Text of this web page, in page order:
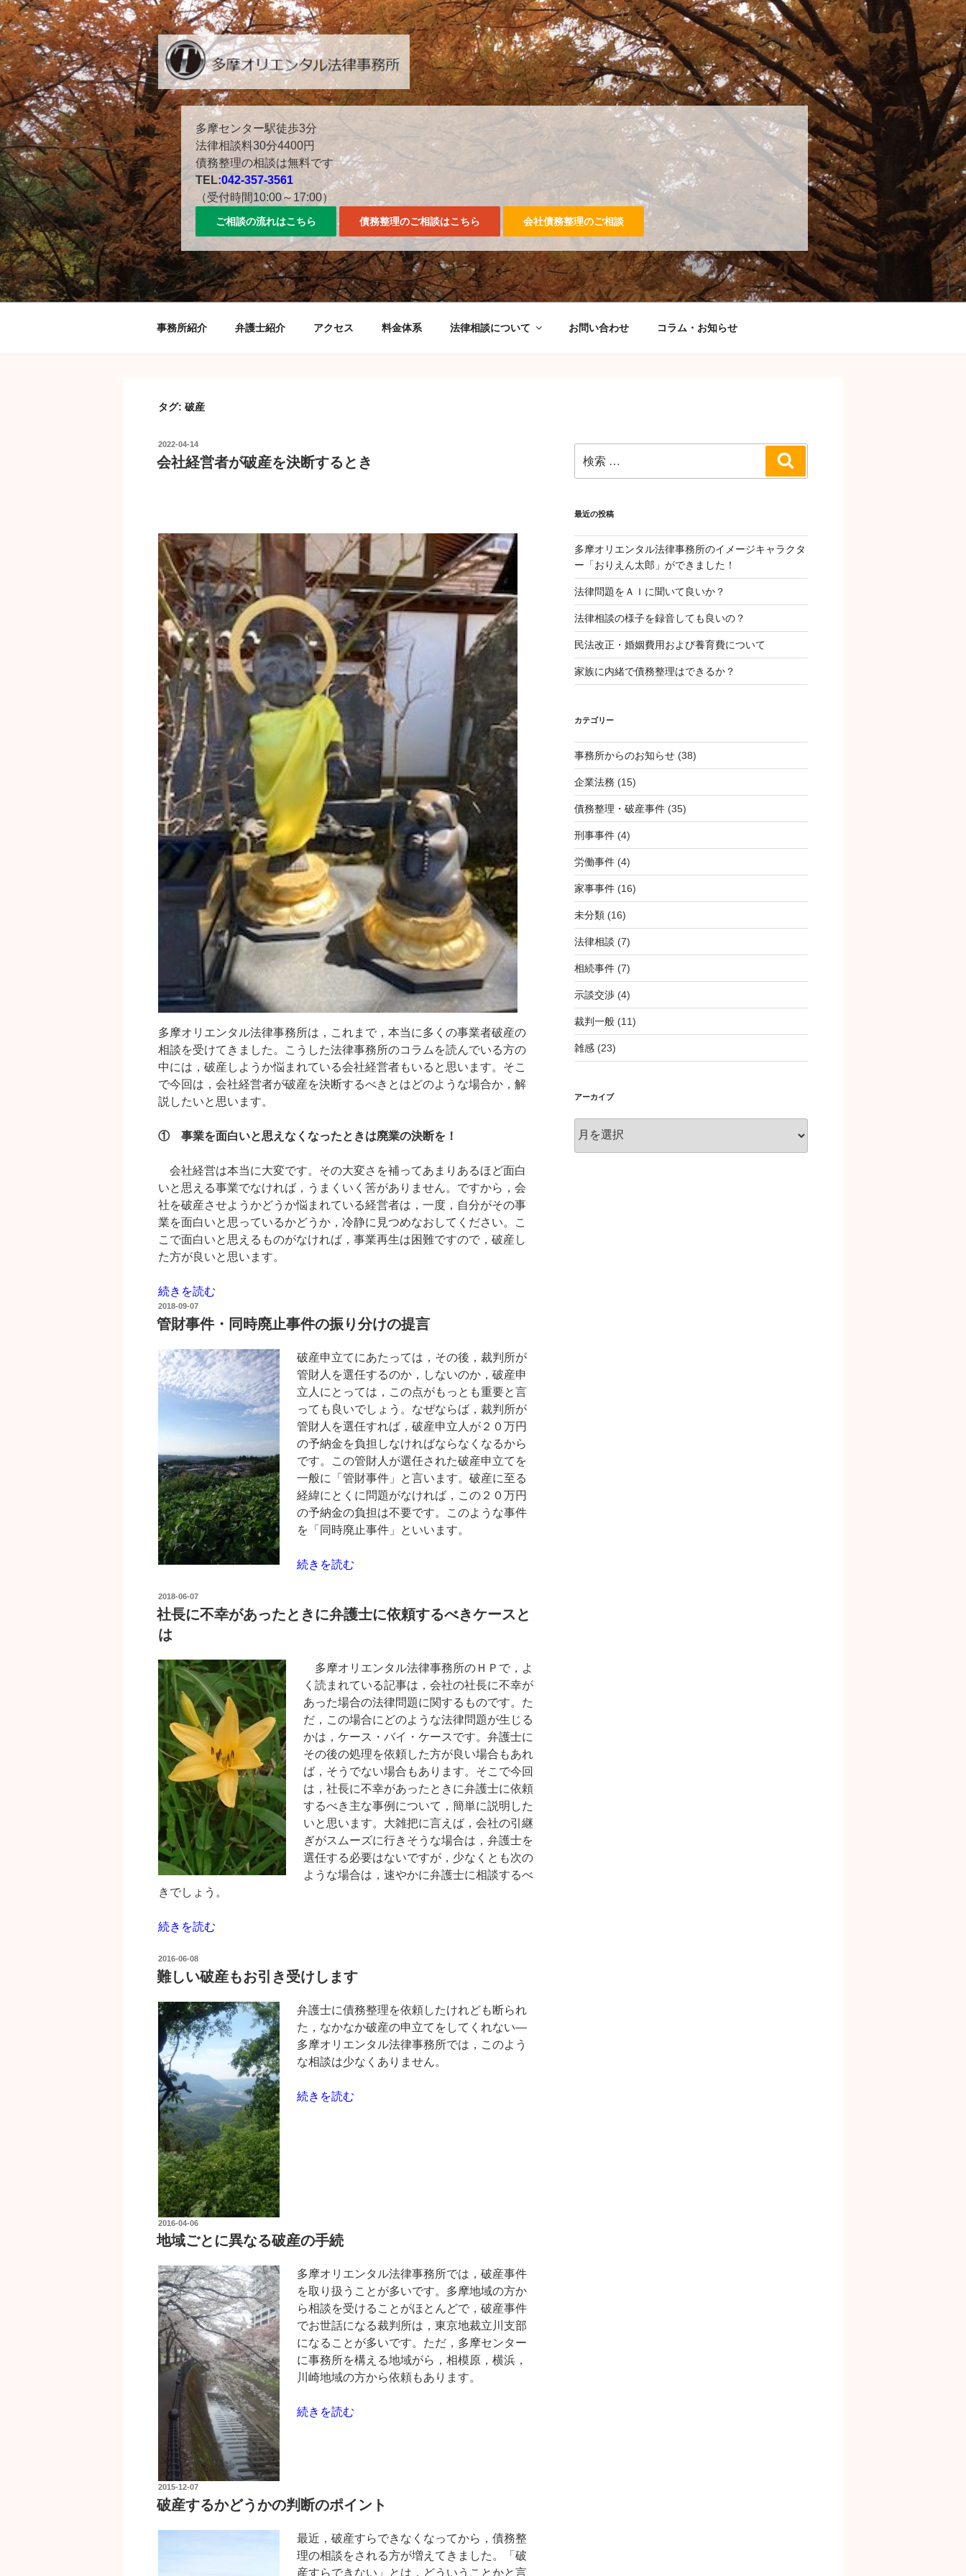
コ
ン
テ
ン
ツ
へ
ス
キ
ッ
プ
多摩センター駅徒歩３分。042-357-3561。
多摩センター駅徒歩3分
法律相談料30分4400円
債務整理の相談は無料です
TEL:042-357-3561
（受付時間10:00～17:00）
ご相談の流れはこちら 債務整理のご相談はこちら 会社債務整理のご相談
事務所紹介 弁護士紹介 アクセス 料金体系 法律相談について お問い合わせ コラム・お知らせ
タグ: 破産
投
稿
日:
2022-04-14
会社経営者が破産を決断するとき
多摩オリエンタル法律事務所は，これまで，本当に多くの事業者破産の
相談を受けてきました。こうした法律事務所のコラムを読んでいる方の
中には，破産しようか悩まれている会社経営者もいると思います。そこ
で今回は，会社経営者が破産を決断するべきとはどのような場合か，解
説したいと思います。
① 事業を面白いと思えなくなったときは廃業の決断を！
会社経営は本当に大変です。その大変さを補ってあまりあるほど面白
いと思える事業でなければ，うまくいく筈がありません。ですから，会
社を破産させようかどうか悩まれている経営者は，一度，自分がその事
業を面白いと思っているかどうか，冷静に見つめなおしてください。こ
こで面白いと思えるものがなければ，事業再生は困難ですので，破産し
た方が良いと思います。
“会
社
経
者
が
破
断
す
る
と
き”
の
続きを読む
投
稿
日:
2018-09-07
管財事件・同時廃止事件の振り分けの提言
破産申立てにあたっては，その後，裁判所が
管財人を選任するのか，しないのか，破産申
立人にとっては，この点がもっとも重要と言
っても良いでしょう。なぜならば，裁判所が
管財人を選任すれば，破産申立人が２０万円
の予納金を負担しなければならなくなるから
です。この管財人が選任された破産申立てを
一般に「管財事件」と言います。破産に至る
経緯にとくに問題がなければ，この２０万円
の予納金の負担は不要です。このような事件
を「同時廃止事件」といいます。
“管
件・
止
事
件
の
振
り
分
け
の
提
言”
の
続きを読む
投
稿
日:
2018-06-07
社長に不幸があったときに弁護士に依頼するべきケースと
は
多摩オリエンタル法律事務所のＨＰで，よ
く読まれている記事は，会社の社長に不幸が
あった場合の法律問題に関するものです。た
だ，この場合にどのような法律問題が生じる
かは，ケース・バイ・ケースです。弁護士に
その後の処理を依頼した方が良い場合もあれ
ば，そうでない場合もあります。そこで今回
は，社長に不幸があったときに弁護士に依頼
するべき主な事例について，簡単に説明した
いと思います。大雑把に言えば，会社の引継
ぎがスムーズに行きそうな場合は，弁護士を
選任する必要はないですが，少なくとも次の
ような場合は，速やかに弁護士に相談するべ
きでしょう。
“社
に
不
が
あ
っ
た
と
き
に
弁
護
士
に
依
頼
す
べ
き
ケ
ー
ス
と
は”
続きを読む
投
稿
日:
2016-06-08
難しい破産もお引き受けします
弁護士に債務整理を依頼したけれども断られ
た，なかなか破産の申立てをしてくれない―
多摩オリエンタル法律事務所では，このよう
な相談は少なくありません。
“難
き
受
け
し
ま
す”
の
続きを読む
投
稿
日:
2016-04-06
地域ごとに異なる破産の手続
多摩オリエンタル法律事務所では，破産事件
を取り扱うことが多いです。多摩地域の方か
ら相談を受けることがほとんどで，破産事件
でお世話になる裁判所は，東京地裁立川支部
になることが多いです。ただ，多摩センター
に事務所を構える地域がら，相模原，横浜，
川崎地域の方から依頼もあります。
“地
異
な
る
破
産
続きを読む
投
稿
日:
2015-12-07
破産するかどうかの判断のポイント
最近，破産すらできなくなってから，債務整
理の相談をされる方が増えてきました。「破
産すらできない」とは，どういうことかと言
索:
索
最近の投稿
多摩オリエンタル法律事務所のイメージキャラクタ
ー「おりえん太郎」ができました！
法律問題をＡＩに聞いて良いか？
法律相談の様子を録音しても良いの？
民法改正・婚姻費用および養育費について
家族に内緒で債務整理はできるか？
カテゴリー
事務所からのお知らせ(38)
企業法務 (15)
債務整理・破産事件(35)
刑事事件(4)
労働事件(4)
家事事件(16)
未分類(16)
法律相談 (7)
相続事件(7)
示談交渉(4)
裁判一般(11)
雑感(23)
アーカイブ
ー